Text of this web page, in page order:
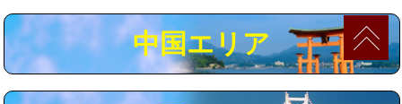
モルタル補修（厚さ10㎝まで）
モルタル補修（厚さ10㎝超え） 38,500円
追加人工 16,500円
中国エリア